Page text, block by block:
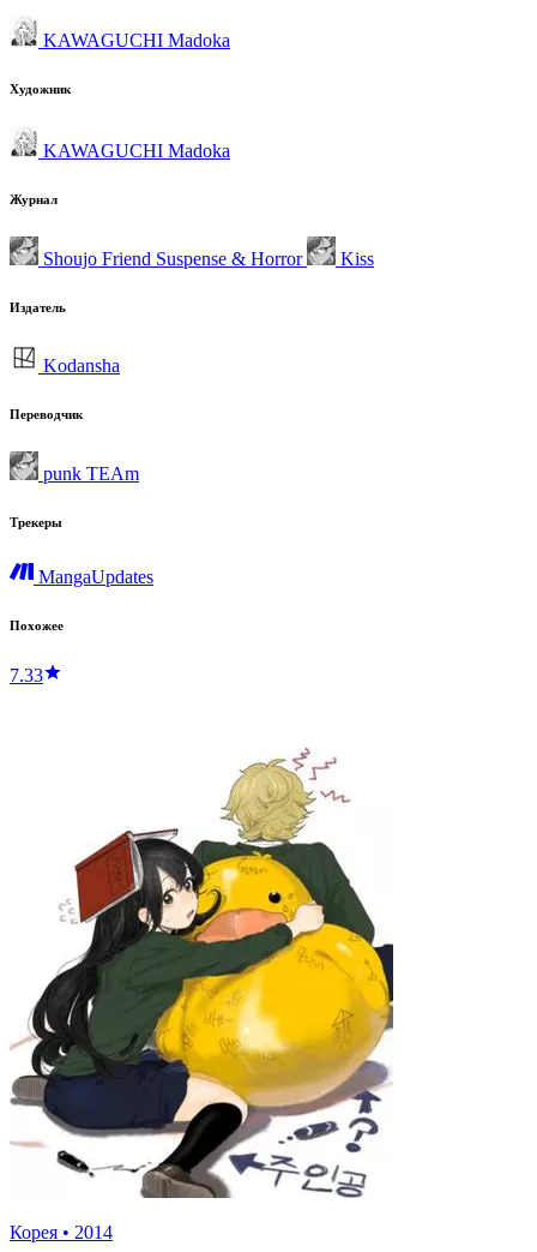
KAWAGUCHI Madoka
Художник
KAWAGUCHI Madoka
Журнал
Shoujo Friend Suspense & Horror Kiss
Издатель
Kodansha
Переводчик
punk TEAm
Трекеры
MangaUpdates
Похожее
7.33
Корея • 2014